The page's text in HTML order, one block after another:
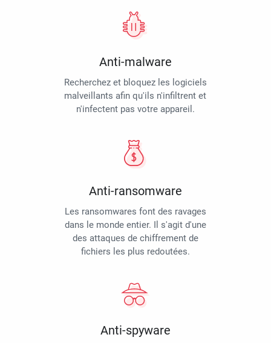
Anti-malware
Recherchez et bloquez les logiciels
malveillants afin qu'ils n'infiltrent et
n'infectent pas votre appareil.
Anti-ransomware
Les ransomwares font des ravages
dans le monde entier. Il s'agit d'une
des attaques de chiffrement de
fichiers les plus redoutées.
Anti-spyware